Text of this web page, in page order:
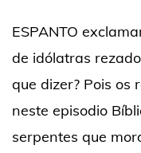
ESPANTO
de idólatras
que dizer? Pois os
neste episodio
serpentes que